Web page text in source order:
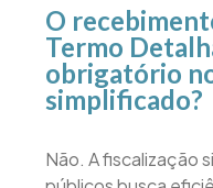
O
Termo
obrigatório
simplificado?
Não. A fiscalização